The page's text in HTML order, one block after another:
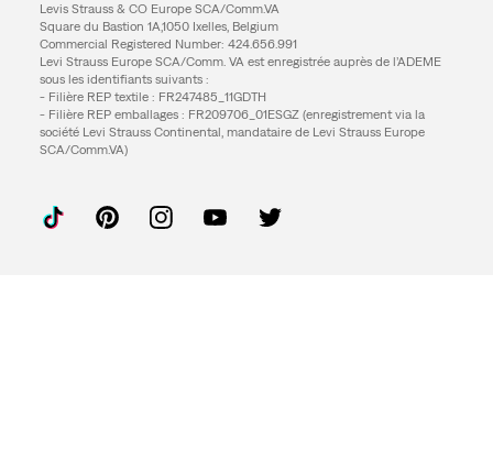
Levis Strauss & CO Europe SCA/Comm.VA
Square du Bastion 1A,1050 Ixelles, Belgium
Commercial Registered Number: 424.656.991
Levi Strauss Europe SCA/Comm. VA est enregistrée auprès de l’ADEME
sous les identifiants suivants :
- Filière REP textile : FR247485_11GDTH
- Filière REP emballages : FR209706_01ESGZ (enregistrement via la
société Levi Strauss Continental, mandataire de Levi Strauss Europe
SCA/Comm.VA)